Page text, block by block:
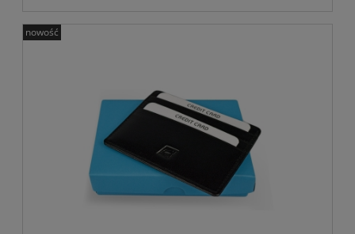
nowość